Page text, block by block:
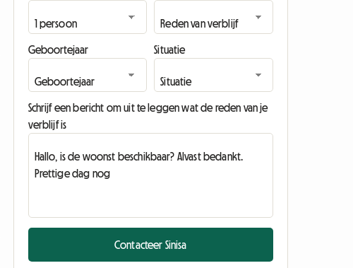
Geboortejaar Situatie
Schrijf een bericht om uit te leggen wat de reden van je
verblijf is
Contacteer Sinisa